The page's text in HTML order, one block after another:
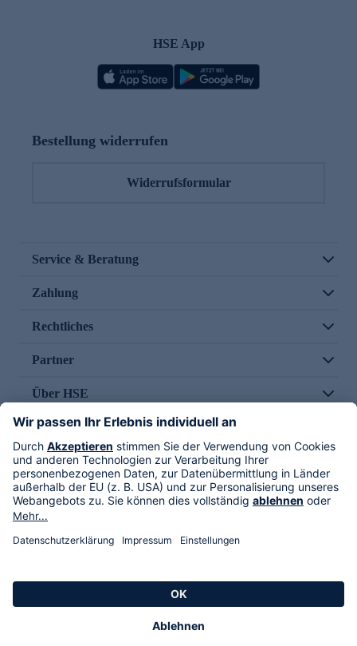
HSE App
Bestellung widerrufen
Widerrufsformular
Service & Beratung
Zahlung
Rechtliches
Partner
Über HSE
Im TV
HSE International